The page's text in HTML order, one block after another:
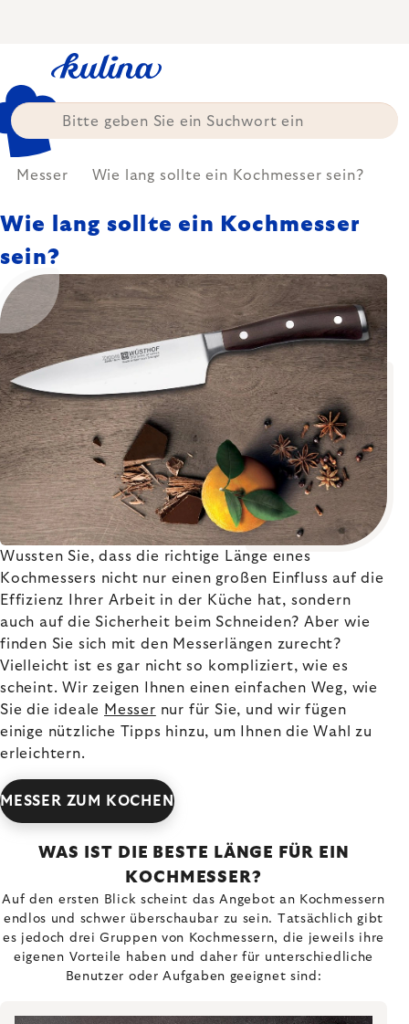
Messer Wie lang sollte ein Kochmesser sein?
Wie lang sollte ein Kochmesser
sein?
Wussten Sie, dass die richtige Länge eines
Kochmessers nicht nur einen großen Einfluss auf die
Effizienz Ihrer Arbeit in der Küche hat, sondern
auch auf die Sicherheit beim Schneiden? Aber wie
finden Sie sich mit den Messerlängen zurecht?
Vielleicht ist es gar nicht so kompliziert, wie es
scheint. Wir zeigen Ihnen einen einfachen Weg, wie
Sie die ideale
Messer nur für Sie, und wir fügen
einige nützliche Tipps hinzu, um Ihnen die Wahl zu
erleichtern.
MESSER ZUM KOCHEN
WAS IST DIE BESTE LÄNGE FÜR EIN
KOCHMESSER?
Auf den ersten Blick scheint das Angebot an Kochmessern
endlos und schwer überschaubar zu sein. Tatsächlich gibt
es jedoch drei Gruppen von Kochmessern, die jeweils ihre
eigenen Vorteile haben und daher für unterschiedliche
Benutzer oder Aufgaben geeignet sind: